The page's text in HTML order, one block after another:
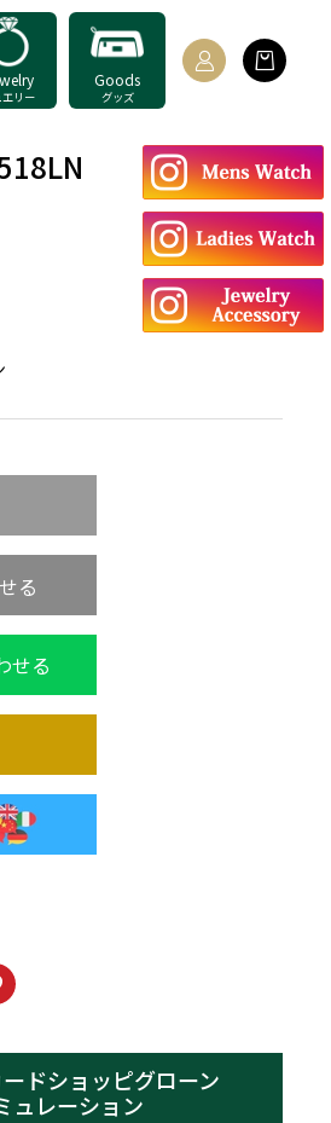
エリー
Goods
グッズ
る
せる
ドショッピグローン
ュレーション